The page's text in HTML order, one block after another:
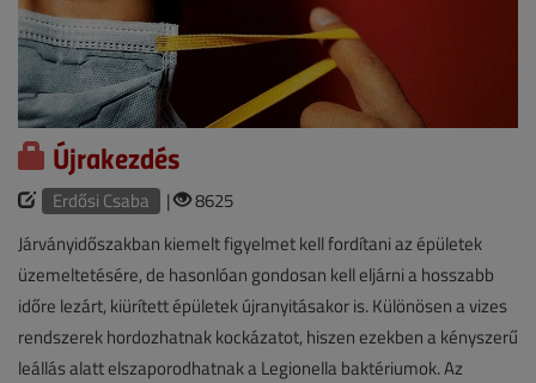
Újrakezdés
Erdősi Csaba |
8625
Járványidőszakban kiemelt figyelmet kell fordítani az épületek
üzemeltetésére, de hasonlóan gondosan kell eljárni a hosszabb
időre lezárt, kiürített épületek újranyitásakor is. Különösen a vizes
rendszerek hordozhatnak kockázatot, hiszen ezekben a kényszerű
leállás alatt elszaporodhatnak a Legionella baktériumok. Az